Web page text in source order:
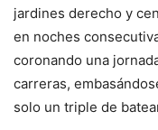
jardines derecho y
en noches
coronando una
carreras,
solo un triple de